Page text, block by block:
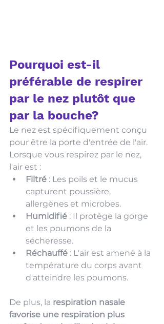
Pourquoi est-il
préférable de respirer
par le nez plutôt que
par la bouche?
Le nez est spécifiquement conçu
pour être la porte d'entrée de l'air.
Lorsque vous respirez par le nez,
l'air est :
Filtré : Les poils et le mucus
capturent poussière,
allergènes et microbes.
Humidifié : Il protège la gorge
et les poumons de la
sécheresse.
Réchauffé : L'air est amené à la
température du corps avant
d'atteindre les poumons.
De plus, la respiration nasale
favorise une respiration plus